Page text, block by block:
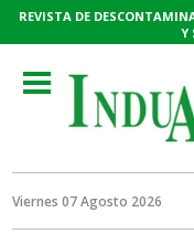
REVISTA DE
Y
Toggle
navigation
Viernes 07 Agosto 2026